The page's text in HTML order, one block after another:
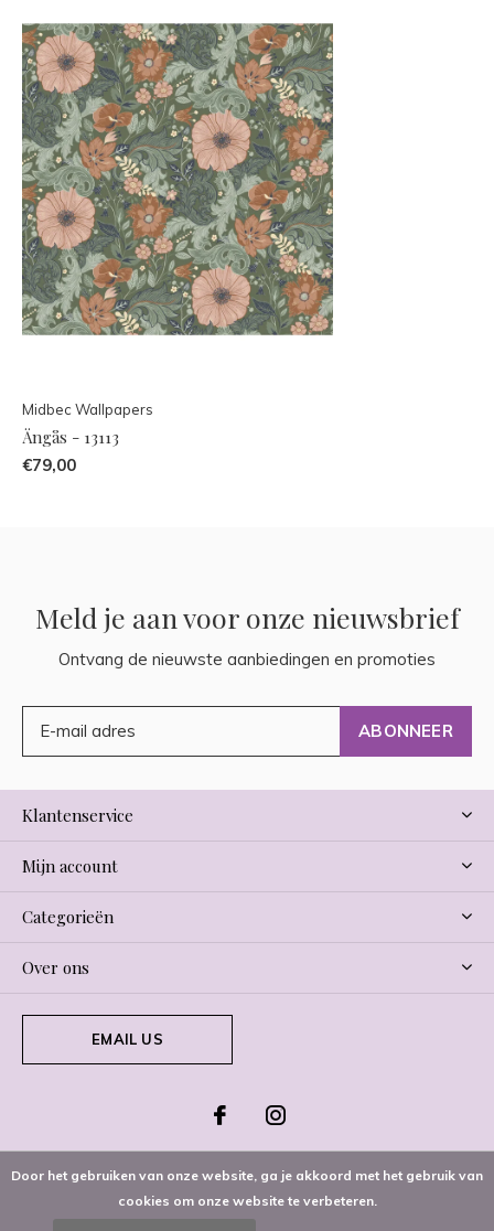
Midbec Wallpapers
Ängås - 13113
€79,00
Meld je aan voor onze nieuwsbrief
Ontvang de nieuwste aanbiedingen en promoties
ABONNEER
Klantenservice
Mijn account
Categorieën
Over ons
EMAIL US
Door het gebruiken van onze website, ga je akkoord met het gebruik van
cookies om onze website te verbeteren.